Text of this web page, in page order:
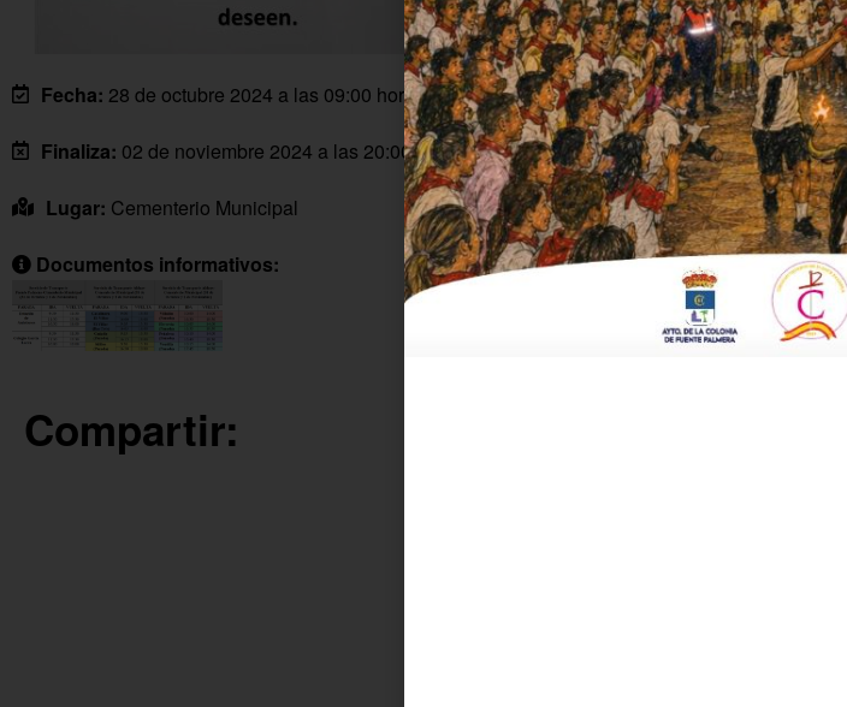
Fecha: 28 de octubre 2024 a las 09:00 horas
Finaliza: 02 de noviembre 2024 a las 20:00 horas
Lugar: Cementerio Municipal
Documentos informativos:
Compartir: